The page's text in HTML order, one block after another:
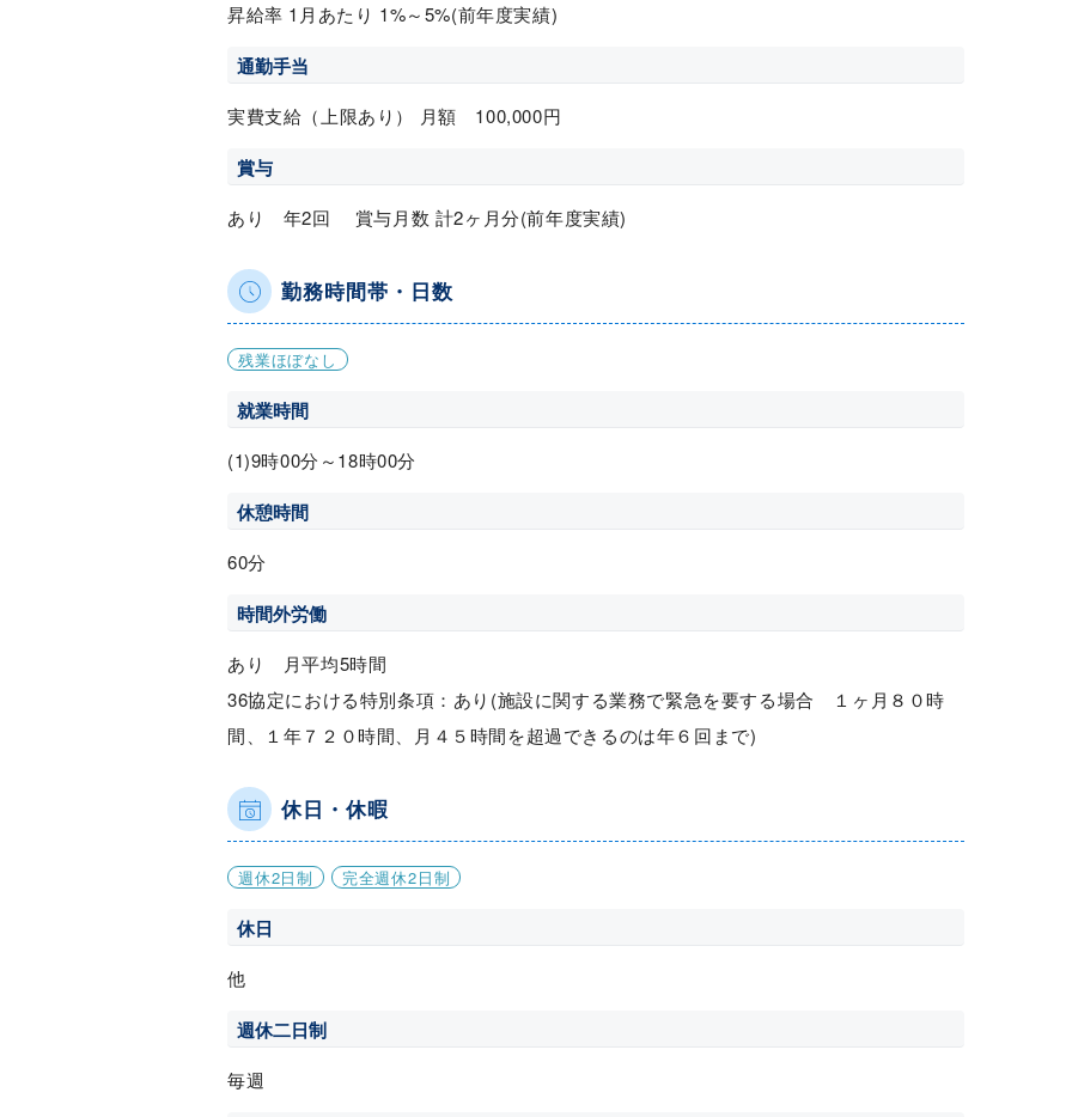
昇給率 1月あたり 1%～5%(前年度実績)
通勤手当
実費支給（上限あり） 月額 100,000円
賞与
あり 年2回 賞与月数 計2ヶ月分(前年度実績)
勤務時間帯・日数
残業ほぼなし
就業時間
(1)9時00分～18時00分
休憩時間
60分
時間外労働
あり 月平均5時間
36協定における特別条項：あり(施設に関する業務で緊急を要する場合 １ヶ月８０時
間、１年７２０時間、月４５時間を超過できるのは年６回まで)
休日・休暇
週休2日制 完全週休2日制
休日
他
週休二日制
毎週